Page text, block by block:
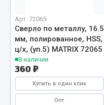
Тормозная система
Двигатель
Подвеска
Система питания
Система выпуска газа
Система охлаждения
Арт. 72065
Сверло по металлу, 16.5
мм, полированное, HSS,
ц/х, (уп.5) MATRIX 72065
В наличии
360 ₽
Купить в один клик
Опт